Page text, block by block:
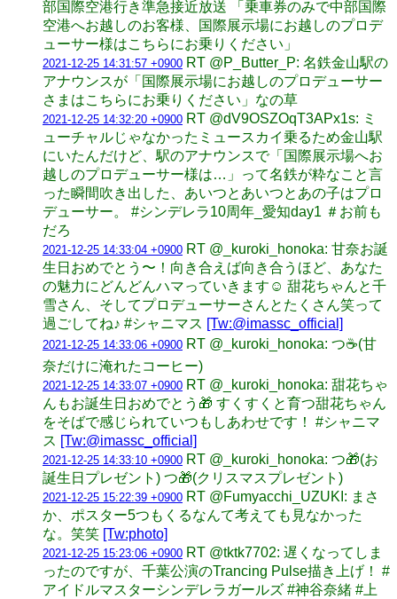
部国際空港行き準急接近放送 「乗車券のみで中部国際
空港へお越しのお客様、国際展示場にお越しのプロデ
ューサー様はこちらにお乗りください」
2021-12-25 14:31:57 +0900 RT @P_Butter_P: 名鉄金山駅の
アナウンスが「国際展示場にお越しのプロデューサー
さまはこちらにお乗りください」なの草
2021-12-25 14:32:20 +0900 RT @dV9OSZOqT3APx1s: ミ
ューチャルじゃなかったミュースカイ乗るため金山駅
にいたんだけど、駅のアナウンスで「国際展示場へお
越しのプロデューサー様は…」って名鉄が粋なこと言
った瞬間吹き出した、あいつとあいつとあの子はプロ
デューサー。 #シンデレラ10周年_愛知day1 ＃お前も
だろ
2021-12-25 14:33:04 +0900 RT @_kuroki_honoka: 甘奈お誕
生日おめでとう〜！向き合えば向き合うほど、あなた
の魅力にどんどんハマっていきます☺️ 甜花ちゃんと千
雪さん、そしてプロデューサーさんとたくさん笑って
過ごしてね♪ #シャニマス [Tw:@imassc_official]
2021-12-25 14:33:06 +0900 RT @_kuroki_honoka: つ☕️(甘
奈だけに淹れたコーヒー)
2021-12-25 14:33:07 +0900 RT @_kuroki_honoka: 甜花ちゃ
んもお誕生日おめでとう🎁 すくすくと育つ甜花ちゃん
をそばで感じられていつもしあわせです！ #シャニマ
ス [Tw:@imassc_official]
2021-12-25 14:33:10 +0900 RT @_kuroki_honoka: つ🎁(お
誕生日プレゼント) つ🎁(クリスマスプレゼント)
2021-12-25 15:22:39 +0900 RT @Fumyacchi_UZUKI: まさ
か、ポスター5つもくるなんて考えても見なかった
な。笑笑 [Tw:photo]
2021-12-25 15:23:06 +0900 RT @tktk7702: 遅くなってしま
ったのですが、千葉公演のTrancing Pulse描き上げ！ #
アイドルマスターシンデレラガールズ #神谷奈緒 #上